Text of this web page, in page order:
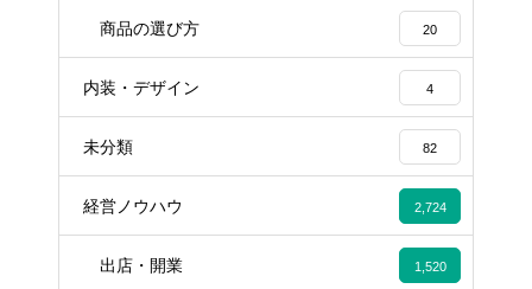
商品の選び方 20
内装・デザイン 4
未分類 82
経営ノウハウ 2,724
出店・開業 1,520